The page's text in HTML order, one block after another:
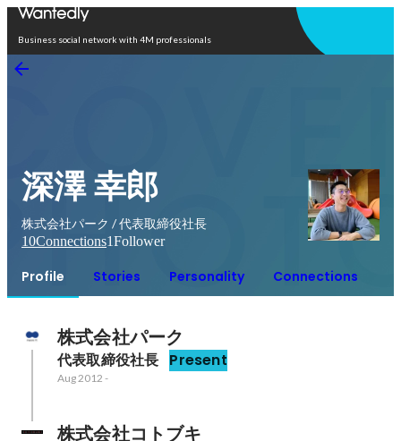
Business social network with 4M professionals
深澤 幸郎
株式会社パーク / 代表取締役社長
10Connections1Follower
Profile Stories Personality Connections
株式会社パーク
代表取締役社長 Present
Aug 2012 -
株式会社コトブキ